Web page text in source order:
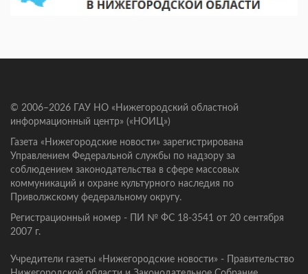
© 2006–2026 ГАУ НО «Нижегородский областной
информационный центр» («НОИЦ»)
Газета «Нижегородские новости» зарегистрирована
Управлением Федеральной службы по надзору за
соблюдением законодательства в сфере массовых
коммуникаций и охране культурного наследия по
Приволжскому федеральному округу.
Регистрационный номер - ПИ № ФС 18-3541 от 20 сентября
2007 г.
Учредители газеты «Нижегородские новости» - Правительство